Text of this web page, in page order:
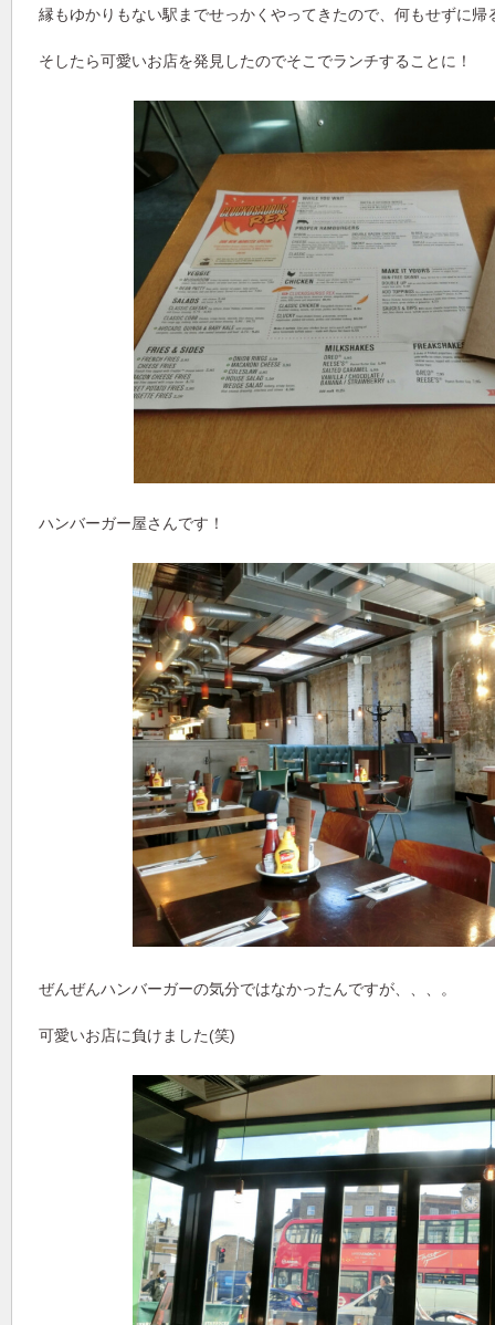
縁もゆかりもない駅までせっかくやってきたので、何もせずに帰
そしたら可愛いお店を発見したのでそこでランチすることに！
ハンバーガー屋さんです！
ぜんぜんハンバーガーの気分ではなかったんですが、、、。
可愛いお店に負けました(笑)